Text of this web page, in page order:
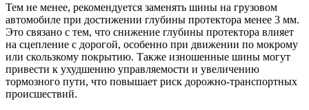
Тем не менее, рекомендуется заменять шины на грузовом
автомобиле при достижении глубины протектора менее 3 мм.
Это связано с тем, что снижение глубины протектора влияет
на сцепление с дорогой, особенно при движении по мокрому
или скользкому покрытию. Также изношенные шины могут
привести к ухудшению управляемости и увеличению
тормозного пути, что повышает риск дорожно-транспортных
происшествий.